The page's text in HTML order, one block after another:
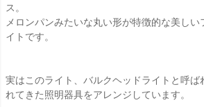
ス。
メロンパンみたいな丸い形が特徴的な美しい
イトです。
実はこのライト、バルクヘッドライトと呼ば
れてきた照明器具をアレンジしています。